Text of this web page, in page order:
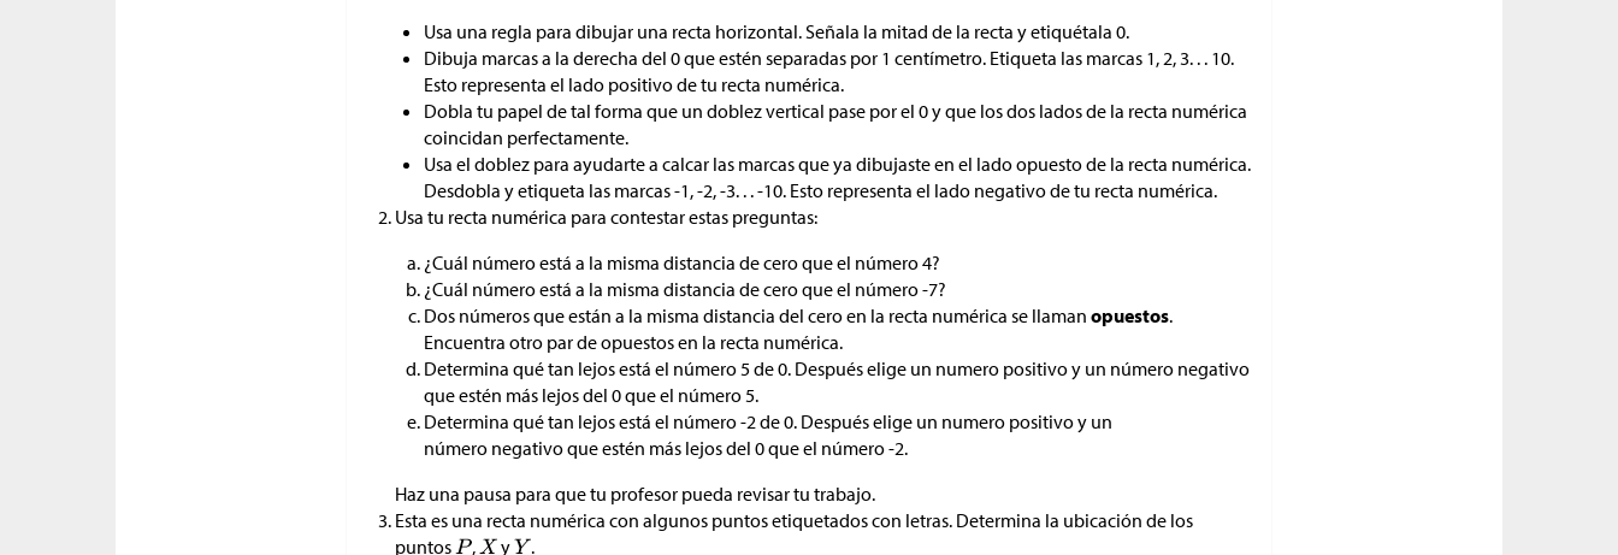
Usa una regla para dibujar una recta horizontal. Señala la mitad de la recta y etiquétala 0.
Dibuja marcas a la derecha del 0 que estén separadas por 1 centímetro. Etiqueta las marcas 1, 2, 3. . . 10.
Esto representa el lado positivo de tu recta numérica.
Dobla tu papel de tal forma que un doblez vertical pase por el 0 y que los dos lados de la recta numérica
coincidan perfectamente.
Usa el doblez para ayudarte a calcar las marcas que ya dibujaste en el lado opuesto de la recta numérica.
Desdobla y etiqueta las marcas -1, -2, -3. . . -10. Esto representa el lado negativo de tu recta numérica.
Usa tu recta numérica para contestar estas preguntas:
¿Cuál número está a la misma distancia de cero que el número 4?
¿Cuál número está a la misma distancia de cero que el número -7?
Dos números que están a la misma distancia del cero en la recta numérica se llaman opuestos.
Encuentra otro par de opuestos en la recta numérica.
Determina qué tan lejos está el número 5 de 0. Después elige un numero positivo y un número negativo
que estén más lejos del 0 que el número 5.
Determina qué tan lejos está el número -2 de 0. Después elige un numero positivo y un
número negativo que estén más lejos del 0 que el número -2.
Haz una pausa para que tu profesor pueda revisar tu trabajo.
Esta es una recta numérica con algunos puntos etiquetados con letras. Determina la ubicación de los
puntos
, y .